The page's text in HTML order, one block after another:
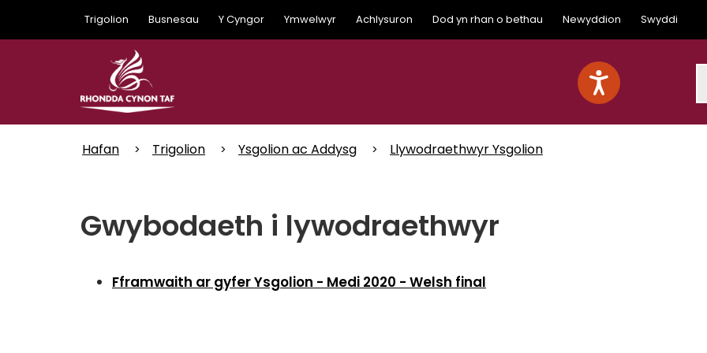
main
Trigolion Busnesau Y Cyngor Ymwelwyr Achlysuron Dod yn rhan o bethau Newyddion Swyddi
Hafan Trigolion Ysgolion ac Addysg Llywodraethwyr Ysgolion
Gwybodaeth i lywodraethwyr
Fframwaith ar gyfer Ysgolion - Medi 2020 - Welsh final